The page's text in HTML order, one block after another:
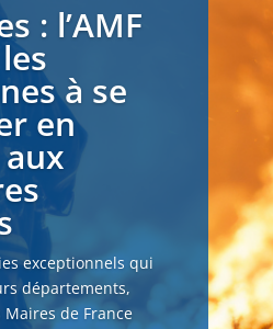
: l’AMF
à se
en
exceptionnels qui
départements,
de France